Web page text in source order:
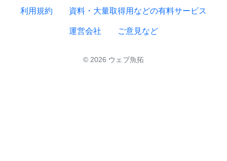
利用規約 資料・大量取得用などの有料サービス
運営会社 ご意見など
© 2026 ウェブ魚拓